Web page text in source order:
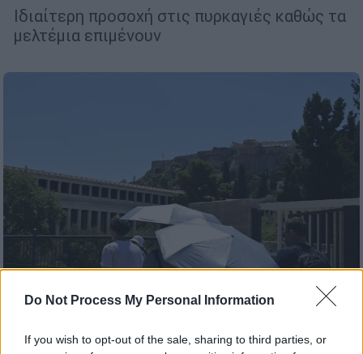
Do Not Process My Personal Information
If you wish to opt-out of the sale, sharing to third parties, or
Ιδιαίτερη προσοχή στις πυρκαγιές καθώς τα
μελτέμια επιμένουν
Καιρός|16.07.2026 18:38